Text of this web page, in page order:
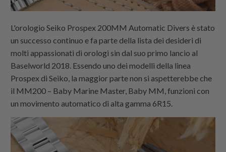
L'orologio Seiko Prospex 200MM Automatic Divers è stato
un successo continuo e fa parte della lista dei desideri di
molti appassionati di orologi sin dal suo primo lancio al
Baselworld 2018. Essendo uno dei modelli della linea
Prospex di Seiko, la maggior parte non si aspetterebbe che
il MM200 – Baby Marine Master, Baby MM, funzioni con
un movimento automatico di alta gamma 6R15.